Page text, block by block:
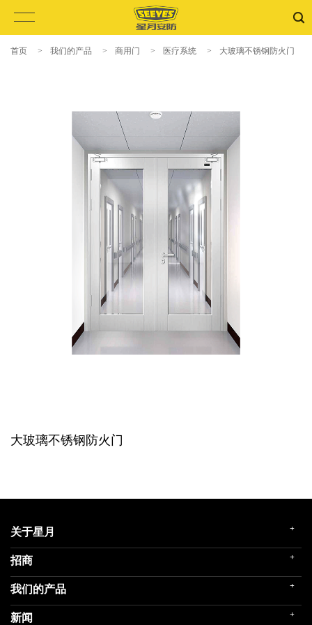
首页 > 我们的产品 > 商用门 > 医疗系统 > 大玻璃不锈钢防火门
大玻璃不锈钢防火门
关于星月 +
企业简介
企业文化
荣誉殿堂
招商 +
门店展示
我们的产品 +
民用家装（零售）
新闻 +